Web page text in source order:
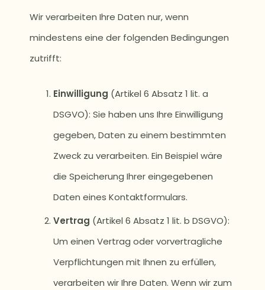
Wir verarbeiten Ihre Daten nur, wenn
mindestens eine der folgenden Bedingungen
zutrifft:
Einwilligung (Artikel 6 Absatz 1 lit. a
DSGVO): Sie haben uns Ihre Einwilligung
gegeben, Daten zu einem bestimmten
Zweck zu verarbeiten. Ein Beispiel wäre
die Speicherung Ihrer eingegebenen
Daten eines Kontaktformulars.
Vertrag (Artikel 6 Absatz 1 lit. b DSGVO):
Um einen Vertrag oder vorvertragliche
Verpflichtungen mit Ihnen zu erfüllen,
verarbeiten wir Ihre Daten. Wenn wir zum